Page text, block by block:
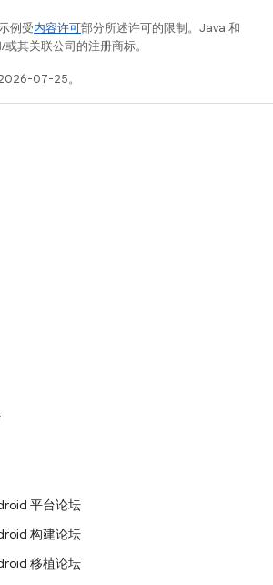
例受内容许可部分所述许可的限制。Java 和
其关联公司的注册商标。
07-25。
平台论坛
构建论坛
移植论坛